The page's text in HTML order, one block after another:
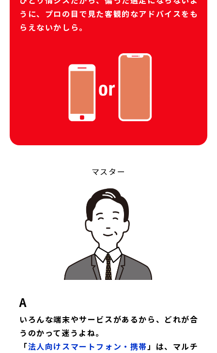
うに、プロの目で見た客観的なアドバイスをも
らえないかしら。
マスター
A
いろんな端末やサービスがあるから、どれが合
うのかって迷うよね。
「法人向けスマートフォン・携帯」は、マルチ